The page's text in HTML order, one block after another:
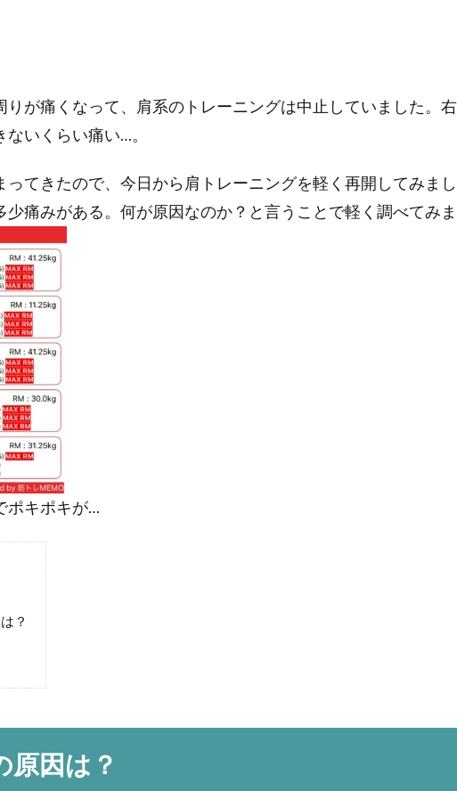
りが痛くなって、肩系のトレーニングは中止していました。
いくらい痛い…。
ってきたので、今日から肩トレーニングを軽く再開してみま
少痛みがある。何が原因なのか？と言うことで軽く調べてみま
ポキポキが…
？
原因は？